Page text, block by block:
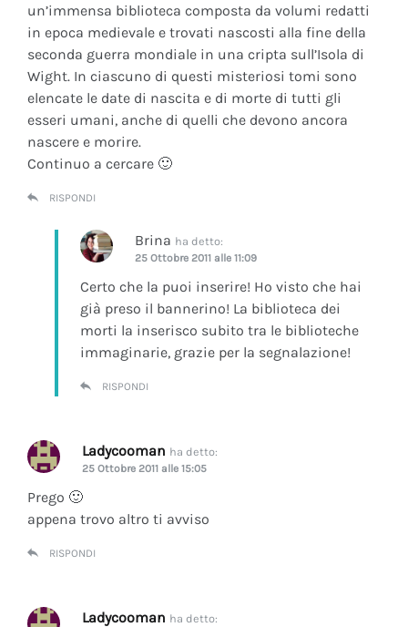
un’immensa biblioteca composta da volumi redatti
in epoca medievale e trovati nascosti alla fine della
seconda guerra mondiale in una cripta sull’Isola di
Wight. In ciascuno di questi misteriosi tomi sono
elencate le date di nascita e di morte di tutti gli
esseri umani, anche di quelli che devono ancora
nascere e morire.
Continuo a cercare 🙂
RISPONDI
Brina ha detto:
25 Ottobre 2011 alle 11:09
Certo che la puoi inserire! Ho visto che hai
già preso il bannerino! La biblioteca dei
morti la inserisco subito tra le biblioteche
immaginarie, grazie per la segnalazione!
RISPONDI
Ladycooman ha detto:
25 Ottobre 2011 alle 15:05
Prego 🙂
appena trovo altro ti avviso
RISPONDI
Ladycooman ha detto: